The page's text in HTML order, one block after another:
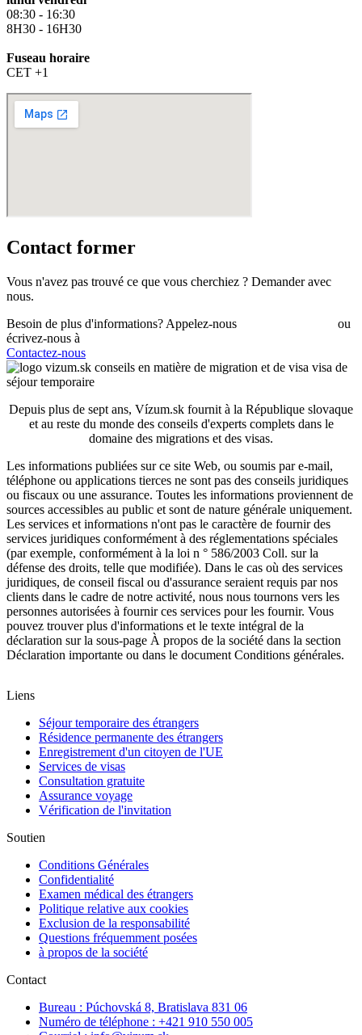
08:30 - 16:30
8H30 - 16H30
Fuseau horaire
CET +1
Contact former
Vous n'avez pas trouvé ce que vous cherchiez ? Demanderavec
nous.
Besoin de plus d'informations? Appelez-nous
ou
écrivez-nous à
Contactez-nous
Depuis plus de sept ans, Vízum.sk fournit à la République slovaque
et au reste du monde des conseils d'experts complets dans le
domaine des migrations et des visas.
Les informations publiées sur ce site Web, ou soumis par e-mail,
téléphone ou applications tierces ne sont pas des conseils juridiques
ou fiscaux ou une assurance. Toutes les informations proviennent de
sources accessibles au public et sont de nature générale uniquement.
Les services et informations n'ont pas le caractère de fournir des
services juridiques conformément à des réglementations spéciales
(par exemple, conformément à la loi n ° 586/2003 Coll. sur la
défense des droits, telle que modifiée). Dans le cas où des services
juridiques, de conseil fiscal ou d'assurance seraient requis par nos
clients dans le cadre de notre activité, nous nous tournons vers les
personnes autorisées à fournir ces services pour les fournir. Vous
pouvez trouver plus d'informations et le texte intégral de la
déclaration sur la sous-page À propos de la société dans la section
Déclaration importante ou dans le document Conditions générales.
Liens
Séjour temporaire des étrangers
Résidence permanente des étrangers
Enregistrement d'un citoyen de l'UE
Services de visas
Consultation gratuite
Assurance voyage
Vérification de l'invitation
Soutien
Conditions Générales
Confidentialité
Examen médical des étrangers
Politique relative aux cookies
Exclusion de la responsabilité
Questions fréquemment posées
à propos de la société
Contact
Bureau : Púchovská 8, Bratislava 831 06
Numéro de téléphone : +421 910 550 005